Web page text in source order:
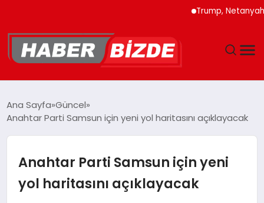
Trump, Netanyahu’ya
EKONOMI
EĞITIM
Ana Sayfa Güncel
Anahtar Parti Samsun için yeni yol haritasını açıklayacak
Anahtar Parti Samsun için yeni
yol haritasını açıklayacak